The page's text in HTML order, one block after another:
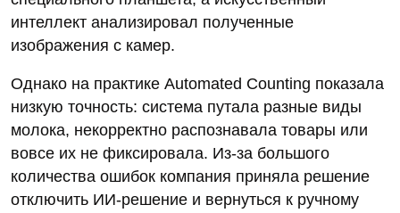
интеллект анализировал полученные
изображения с камер.
Однако на практике Automated Counting показала
низкую точность: система путала разные виды
молока, некорректно распознавала товары или
вовсе их не фиксировала. Из‑за большого
количества ошибок компания приняла решение
отключить ИИ‑решение и вернуться к ручному